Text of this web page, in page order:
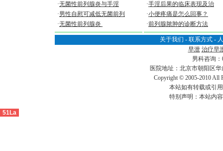
·无菌性前列腺炎与手淫
·男性自慰可减低无菌前列
·无菌性前列腺炎
·手淫后果的临床表现及治
·小便疼痛是怎么回事？
·前列腺脓肿的诊断方法
关于我们 - 联系方式 -
早泄 治疗早
男科咨询：
医院地址：北京市朝阳区
Copyright © 2005-2010 All
本站如有转载或引
特别声明：本站内
51La